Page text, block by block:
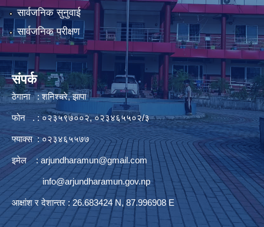
सार्वजनिक सुनुवाई
सार्वजनिक परीक्षण
संपर्क
ठेगाना : शनिश्चरे, झापा
फोन . : ०२३५९७००२, ०२३४६५५०२/३
फ्याक्स : ०२३४६५५७७
इमेल :arjundharamun@gmail.com
info@arjundharamun.gov.np
आक्षांश र देशान्तर : 26.683424 N, 87.996908 E